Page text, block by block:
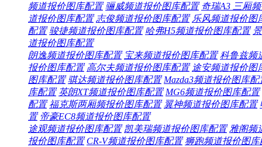
频道报价图库配置 骊威频道报价图库配置 奇瑞A3 三厢频
道报价图库配置 志俊频道报价图库配置 乐风频道报价图
配置 骏捷频道报价图库配置 哈弗H5频道报价图库配置
道报价图库配置
朗逸频道报价图库配置 宝来频道报价图库配置 科鲁兹频
报价图库配置 高尔夫频道报价图库配置 途安频道报价图
图库配置 骐达频道报价图库配置 Mazda3频道报价图库配
库配置 英朗XT频道报价图库配置 MG6频道报价图库配置
配置 福克斯两厢频报价图库配置 翼神频道报价图库配置
置 帝豪EC8频道报价图库配置
途观频道报价图库配置 凯美瑞频道报价图库配置 雅阁频
报价图库配置 CR-V频道报价图库配置 狮跑频道报价图库